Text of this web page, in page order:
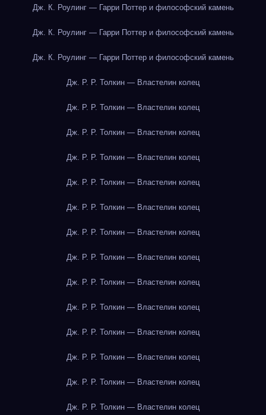
Дж. К. Роулинг — Гарри Поттер и философский камень
Дж. К. Роулинг — Гарри Поттер и философский камень
Дж. К. Роулинг — Гарри Поттер и философский камень
Дж. Р. Р. Толкин — Властелин колец
Дж. Р. Р. Толкин — Властелин колец
Дж. Р. Р. Толкин — Властелин колец
Дж. Р. Р. Толкин — Властелин колец
Дж. Р. Р. Толкин — Властелин колец
Дж. Р. Р. Толкин — Властелин колец
Дж. Р. Р. Толкин — Властелин колец
Дж. Р. Р. Толкин — Властелин колец
Дж. Р. Р. Толкин — Властелин колец
Дж. Р. Р. Толкин — Властелин колец
Дж. Р. Р. Толкин — Властелин колец
Дж. Р. Р. Толкин — Властелин колец
Дж. Р. Р. Толкин — Властелин колец
Дж. Р. Р. Толкин — Властелин колец